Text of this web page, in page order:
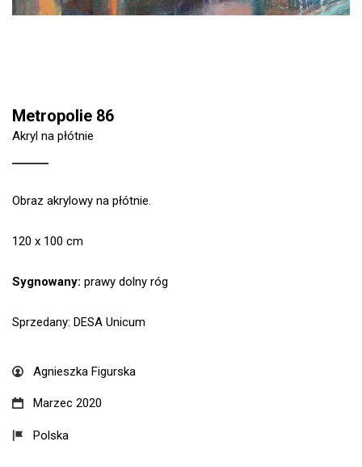
Metropolie 86
Akryl na płótnie
Obraz akrylowy na płótnie.
120 x 100 cm
Sygnowany: prawy dolny róg
Sprzedany: DESA Unicum
Agnieszka Figurska
Marzec 2020
Polska